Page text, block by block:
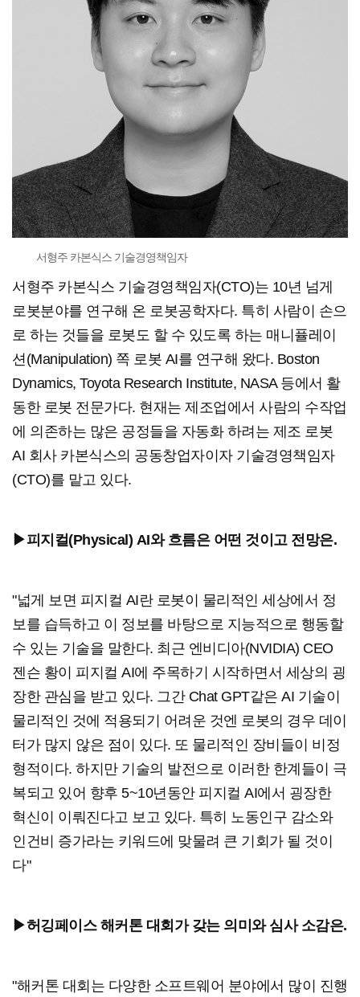
서형주 카본식스 기술경영책임자
서형주 카본식스 기술경영책임자(CTO)는 10년 넘게
로봇분야를 연구해 온 로봇공학자다. 특히 사람이 손으
로 하는 것들을 로봇도 할 수 있도록 하는 매니퓰레이
션(Manipulation) 쪽 로봇 AI를 연구해 왔다. Boston
Dynamics, Toyota Research Institute, NASA 등에서 활
동한 로봇 전문가다. 현재는 제조업에서 사람의 수작업
에 의존하는 많은 공정들을 자동화 하려는 제조 로봇
AI 회사 카본식스의 공동창업자이자 기술경영책임자
(CTO)를 맡고 있다.
▶피지컬(Physical) AI와 흐름은 어떤 것이고 전망은.
"넓게 보면 피지컬 AI란 로봇이 물리적인 세상에서 정
보를 습득하고 이 정보를 바탕으로 지능적으로 행동할
수 있는 기술을 말한다. 최근 엔비디아(NVIDIA) CEO
젠슨 황이 피지컬 AI에 주목하기 시작하면서 세상의 굉
장한 관심을 받고 있다. 그간 Chat GPT같은 AI 기술이
물리적인 것에 적용되기 어려운 것엔 로봇의 경우 데이
터가 많지 않은 점이 있다. 또 물리적인 장비들이 비정
형적이다. 하지만 기술의 발전으로 이러한 한계들이 극
복되고 있어 향후 5~10년동안 피지컬 AI에서 굉장한
혁신이 이뤄진다고 보고 있다. 특히 노동인구 감소와
인건비 증가라는 키워드에 맞물려 큰 기회가 될 것이
다"
▶허깅페이스 해커톤 대회가 갖는 의미와 심사 소감은.
"해커톤 대회는 다양한 소프트웨어 분야에서 많이 진행